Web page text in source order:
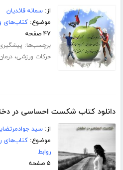
از:سمانه قائدیان
موضوع:کتاب‌های
۴۷ صفحه
برچسب‌ها:
حرکات ورزشی،
دانلود کتاب شکست احساسی در
از:سید
موضوع:کتاب‌های
روابط
۵ صفحه